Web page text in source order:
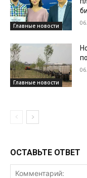
Главные новости
Главные новости
ОСТАВЬТЕ ОТВЕТ